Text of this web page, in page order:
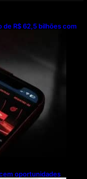
de R$ 62,5 bilhões com
oportunidades